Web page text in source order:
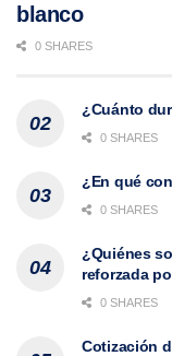
blanco
0 SHARES
¿Cuánto
0 SHARES
¿En qué
0 SHARES
¿Quiénes
reforzada
0 SHARES
Cotización